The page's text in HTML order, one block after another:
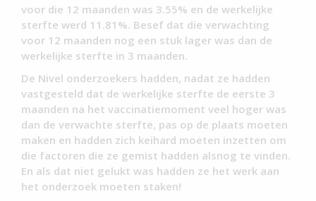
voor die 12 maanden was 3.55% en de werkelijke
sterfte werd 11.81%. Besef dat die verwachting
voor 12 maanden nog een stuk lager was dan de
werkelijke sterfte in 3 maanden.
De Nivel onderzoekers hadden, nadat ze hadden
vastgesteld dat de werkelijke sterfte de eerste 3
maanden na het vaccinatiemoment veel hoger was
dan de verwachte sterfte, pas op de plaats moeten
maken en hadden zich keihard moeten inzetten om
die factoren die ze gemist hadden alsnog te vinden.
En als dat niet gelukt was hadden ze het werk aan
het onderzoek moeten staken!